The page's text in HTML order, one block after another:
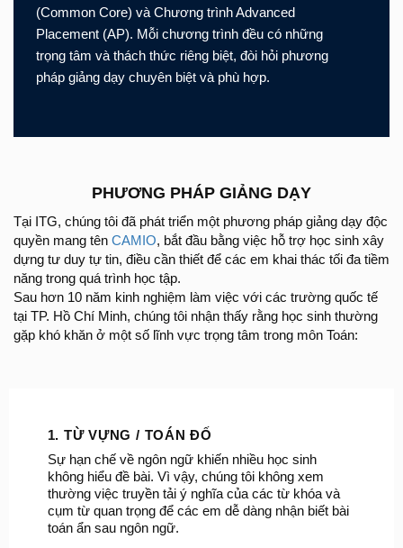
(Common Core) và Chương trình Advanced
Placement (AP). Mỗi chương trình đều có những
trọng tâm và thách thức riêng biệt, đòi hỏi phương
pháp giảng dạy chuyên biệt và phù hợp.
PHƯƠNG PHÁP GIẢNG DẠY
Tại ITG, chúng tôi đã phát triển một phương pháp giảng dạy độc
quyền mang tên CAMIO, bắt đầu bằng việc hỗ trợ học sinh xây
dựng tư duy tự tin, điều cần thiết để các em khai thác tối đa tiềm
năng trong quá trình học tập.
Sau hơn 10 năm kinh nghiệm làm việc với các trường quốc tế
tại TP. Hồ Chí Minh, chúng tôi nhận thấy rằng học sinh thường
gặp khó khăn ở một số lĩnh vực trọng tâm trong môn Toán:
1. TỪ VỰNG / TOÁN ĐỐ
Sự hạn chế về ngôn ngữ khiến nhiều học sinh
không hiểu đề bài. Vì vậy, chúng tôi không xem
thường việc truyền tải ý nghĩa của các từ khóa và
cụm từ quan trọng để các em dễ dàng nhận biết bài
toán ẩn sau ngôn ngữ.